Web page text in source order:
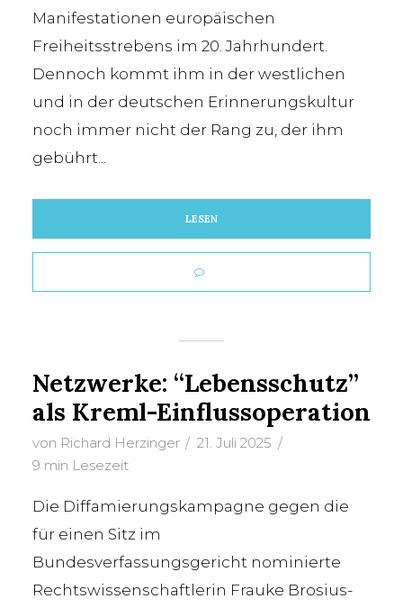
Manifestationen europäischen
Freiheitsstrebens im 20. Jahrhundert.
Dennoch kommt ihm in der westlichen
und in der deutschen Erinnerungskultur
noch immer nicht der Rang zu, der ihm
gebührt...
LESEN
Netzwerke: “Lebensschutz”
als Kreml-Einflussoperation
von Richard Herzinger
21. Juli 2025
9 min Lesezeit
Die Diffamierungskampagne gegen die
für einen Sitz im
Bundesverfassungsgericht nominierte
Rechtswissenschaftlerin Frauke Brosius-